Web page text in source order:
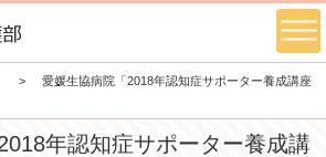
愛媛生協病院「2018年認知症サポーター養成講座
年認知症サポーター養成講